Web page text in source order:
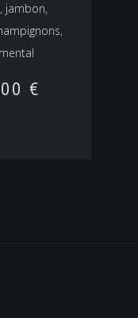
jambon,
€